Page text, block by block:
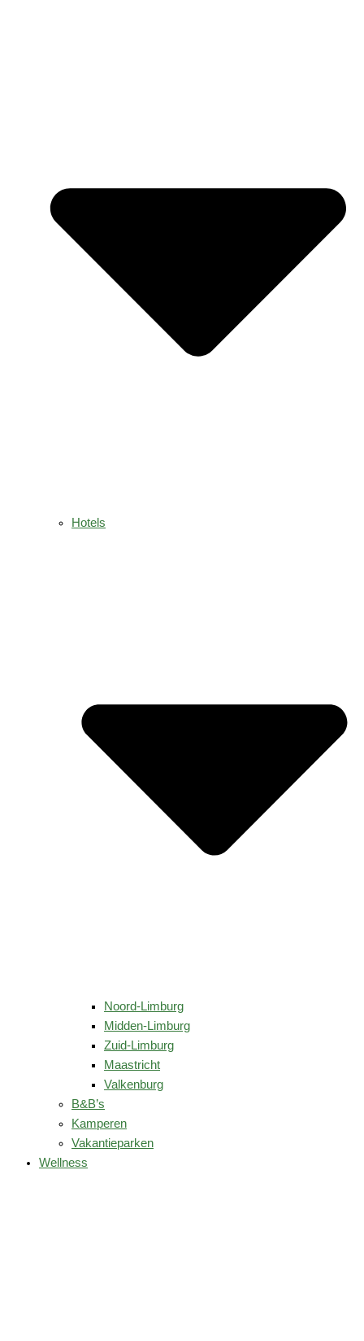
Hotels
Noord-Limburg
Midden-Limburg
Zuid-Limburg
Maastricht
Valkenburg
B&B’s
Kamperen
Vakantieparken
Wellness